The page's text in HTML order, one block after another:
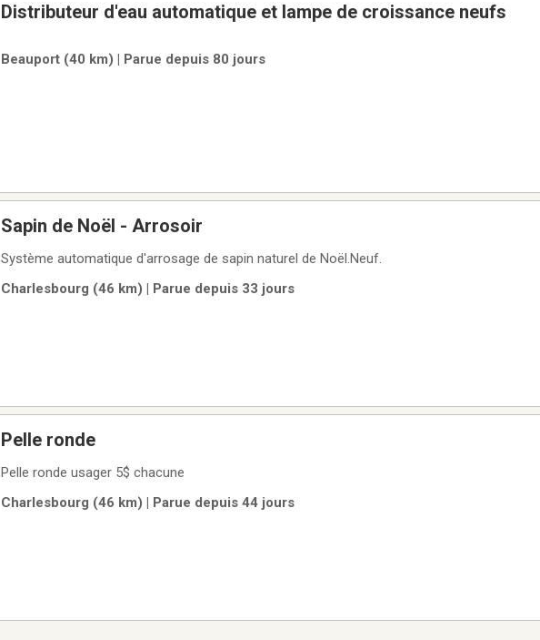
Distributeur d'eau automatique et lampe de croissance neufs
Beauport (40 km) | Parue depuis 80 jours
Sapin de Noël - Arrosoir
Système automatique d'arrosage de sapin naturel de Noël.Neuf.
Charlesbourg (46 km) | Parue depuis 33 jours
Pelle ronde
Pelle ronde usager 5$ chacune
Charlesbourg (46 km) | Parue depuis 44 jours